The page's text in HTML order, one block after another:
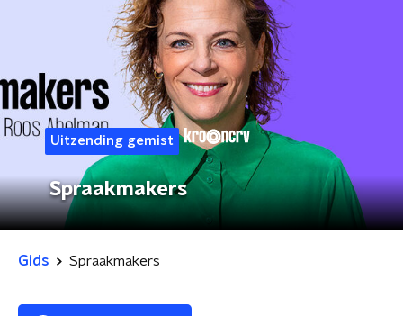
Uitzending gemist
Spraakmakers
Gids Spraakmakers